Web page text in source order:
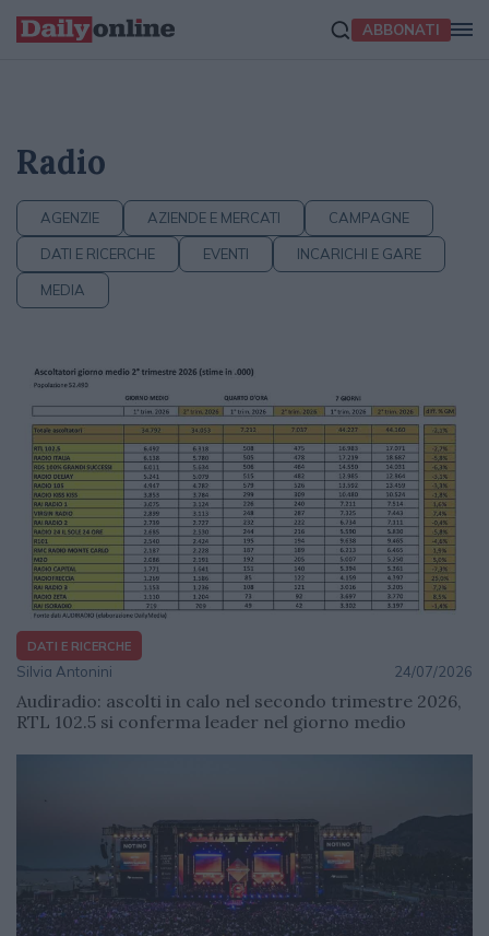
ABBONATI
Radio
AGENZIE AZIENDE E MERCATI CAMPAGNE
DATI E RICERCHE EVENTI INCARICHI E GARE
MEDIA
DATI E RICERCHE
Silvia Antonini 24/07/2026
Audiradio: ascolti in calo nel secondo trimestre 2026,
RTL 102.5 si conferma leader nel giorno medio